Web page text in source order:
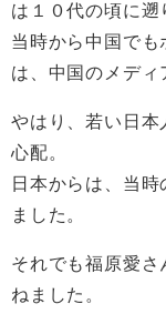
は１０代の頃に遡
当時から中国でも
は、中国のメディ
やはり、若い日本
心配。
日本からは、当
ました。
それでも福原愛
ねました。